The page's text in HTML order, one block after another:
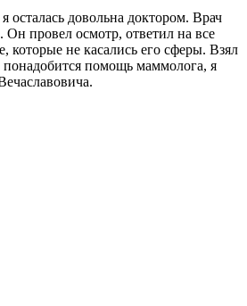
осталась довольна доктором. Врач
Он провел осмотр, ответил на все
которые не касались его сферы. Взял
помощь маммолога, я